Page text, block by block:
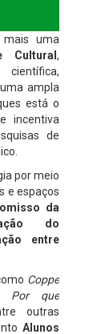
mais uma
Cultural,
científica,
ampla
está o
incentiva
de
por meio
e espaços
da
do
entre
Coppe
Por que
outras
Alunos